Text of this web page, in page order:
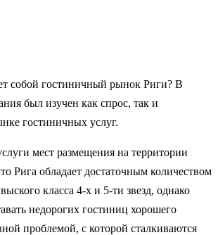
собой гостиничный рынок Риги? В
был изучен как спрос, так и
гостиничных услуг.
мест размещения на территории
Рига обладает достаточным количеством
класса 4-х и 5-ти звезд, однако
недорогих гостиниц хорошего
проблемой, с которой сталкиваются